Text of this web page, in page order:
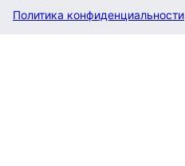
Политика конфиденциальности